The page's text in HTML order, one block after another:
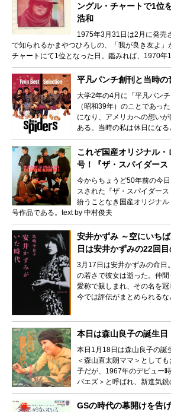
ングル・チャートで1
浩和
1975年3月31日は2月に発売
で知られるかまやつひろしの、「我が良き友よ」
チャートにて1位となった日。鑑みれば、1970年
平凡パンチ創刊と当時の
大学2年の4月に「平凡パン
（昭和39年）のことであっ
になり、アメリカへの想い
ある。当時の私は休日になる
これぞ国産オリジナル
号！『ザ・スパイダース
今からちょうど50年前の今
スされた『ザ・スパイダース
紛うことなき国産オリジナ
号作品である。text by 中村俊夫
安井かずみ ～空にいち
日は安井かずみの22回目
3月17日は安井かずみの命日
の若さで彼女は逝った。仲間
愛称で親しまれ、その名を
今では評伝がまとめられるな
本日は森山良子の誕生日
本日1月18日は森山良子の誕
＜森山直太朗ママ＞として
子だが、1967年のデビュー
バエズ＞と呼ばれ、新進気
GSの時代の幕開けを告